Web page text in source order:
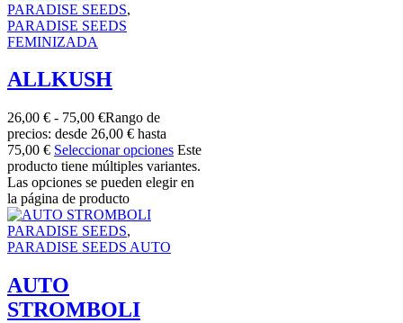
PARADISE SEEDS,
PARADISE SEEDS
FEMINIZADA
ALLKUSH
26,00 € - 75,00 €Rango de
precios: desde 26,00 € hasta
75,00 € Seleccionar opciones Este
producto tiene múltiples variantes.
Las opciones se pueden elegir en
la página de producto
PARADISE SEEDS,
PARADISE SEEDS AUTO
AUTO
STROMBOLI